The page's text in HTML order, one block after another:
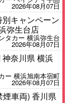
2026年08月07日
キャンペーン
弥生台店
タカー 横浜弥生台
2026年08月07日
奈川県 横浜
ー 横浜旭南本宿町
2026年08月07日
車両) 香川県